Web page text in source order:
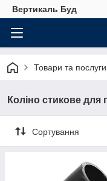
Вертикаль Буд
Товари та послуги
Коліно стикове для
Сортування